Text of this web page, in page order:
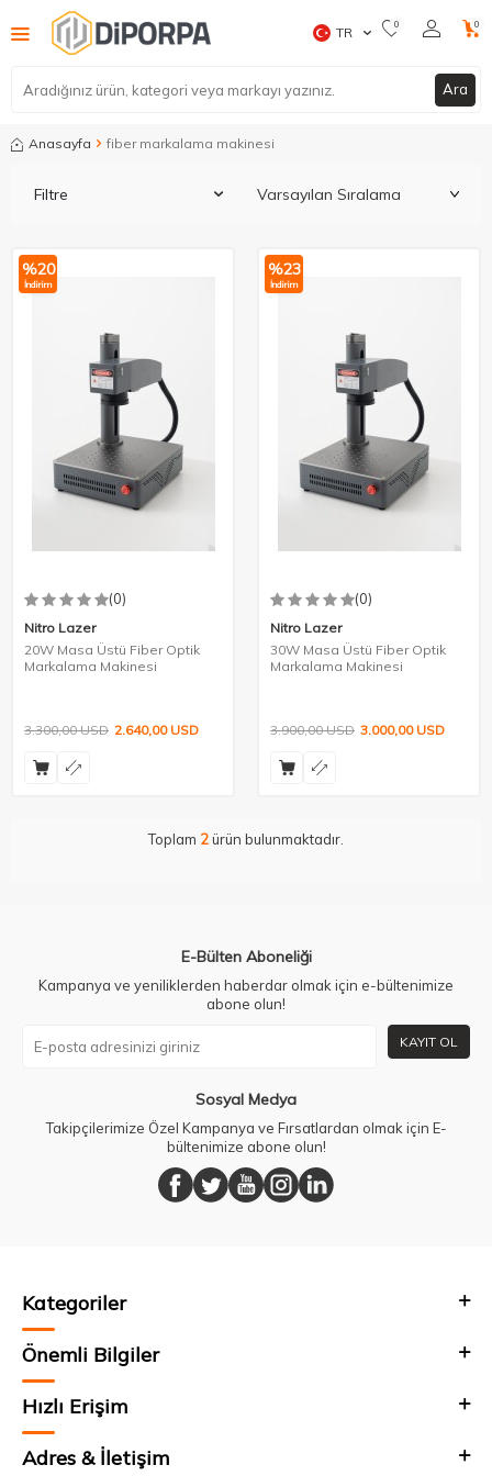
Ara
TR 0 0
Anasayfa fiber markalama makinesi
Filtre
%20
İndirim
(0)
Nitro Lazer
20W Masa Üstü Fiber Optik
Markalama Makinesi
3.300,00USD 2.640,00USD
%23
İndirim
(0)
Nitro Lazer
30W Masa Üstü Fiber Optik
Markalama Makinesi
3.900,00USD 3.000,00USD
Toplam 2ürün bulunmaktadır.
E-Bülten Aboneliği
Kampanya ve yeniliklerden haberdar olmak için e-bültenimize
abone olun!
KAYIT OL
Sosyal Medya
Takipçilerimize Özel Kampanya ve Fırsatlardan olmak için E-
bültenimize abone olun!
Kategoriler
Önemli Bilgiler
Hızlı Erişim
Adres & İletişim